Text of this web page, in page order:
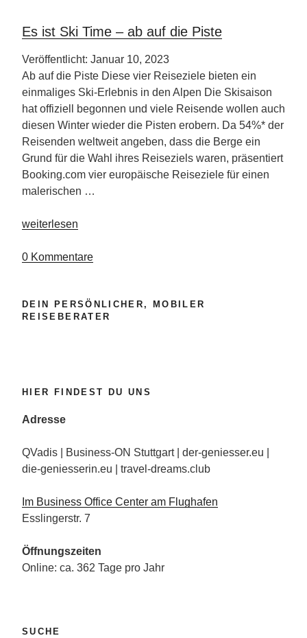
Es ist Ski Time – ab auf die Piste
Veröffentlicht: Januar 10, 2023
Ab auf die Piste Diese vier Reiseziele bieten ein
einmaliges Ski-Erlebnis in den Alpen Die Skisaison
hat offiziell begonnen und viele Reisende wollen auch
diesen Winter wieder die Pisten erobern. Da 54%* der
Reisenden weltweit angeben, dass die Berge ein
Grund für die Wahl ihres Reiseziels waren, präsentiert
Booking.com vier europäische Reiseziele für einen
malerischen …
„Es
Ski
ab
auf
weiterlesen
0 Kommentare
DEIN PERSÖNLICHER, MOBILER
REISEBERATER
HIER FINDEST DU UNS
Adresse
QVadis | Business-ON Stuttgart | der-geniesser.eu |
die-geniesserin.eu | travel-dreams.club
Im Business Office Center am Flughafen
Esslingerstr. 7
Öffnungszeiten
Online: ca. 362 Tage pro Jahr
SUCHE